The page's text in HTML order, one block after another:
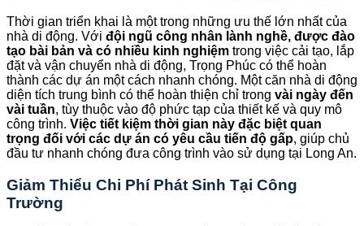
Thời gian triển khai là một trong những ưu thế lớn nhất của
nhà di động. Với đội ngũ công nhân lành nghề, được đào
tạo bài bản và có nhiều kinh nghiệm trong việc cải tạo, lắp
đặt và vận chuyển nhà di động, Trọng Phúc có thể hoàn
thành các dự án một cách nhanh chóng. Một căn nhà di động
diện tích trung bình có thể hoàn thiện chỉ trong vài ngày đến
vài tuần, tùy thuộc vào độ phức tạp của thiết kế và quy mô
công trình. Việc tiết kiệm thời gian này đặc biệt quan
trọng đối với các dự án có yêu cầu tiến độ gấp, giúp chủ
đầu tư nhanh chóng đưa công trình vào sử dụng tại Long An.
Giảm Thiểu Chi Phí Phát Sinh Tại Công
Trường